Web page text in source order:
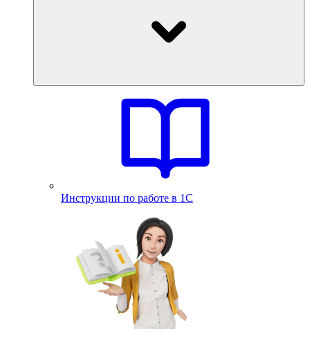
Инструкции по работе в 1С